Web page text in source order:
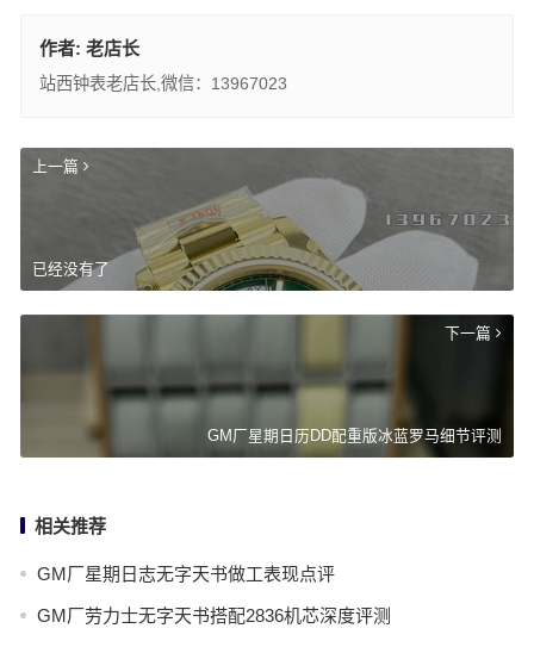
作者: 老店长
站西钟表老店长,微信：13967023
上一篇
已经没有了
下一篇
GM厂星期日历DD配重版冰蓝罗马细节评测
相关推荐
GM厂星期日志无字天书做工表现点评
GM厂劳力士无字天书搭配2836机芯深度评测